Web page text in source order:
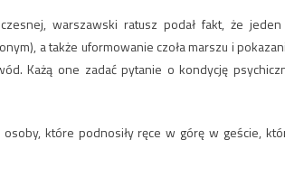
warszawski ratusz podał fakt, że
a także uformowanie czoła marszu i
Każą one zadać pytanie o kondycję
które podnosiły ręce w górę w geście,